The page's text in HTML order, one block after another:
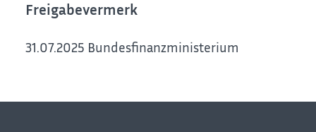
Freigabevermerk
31.07.2025 Bundesfinanzministerium